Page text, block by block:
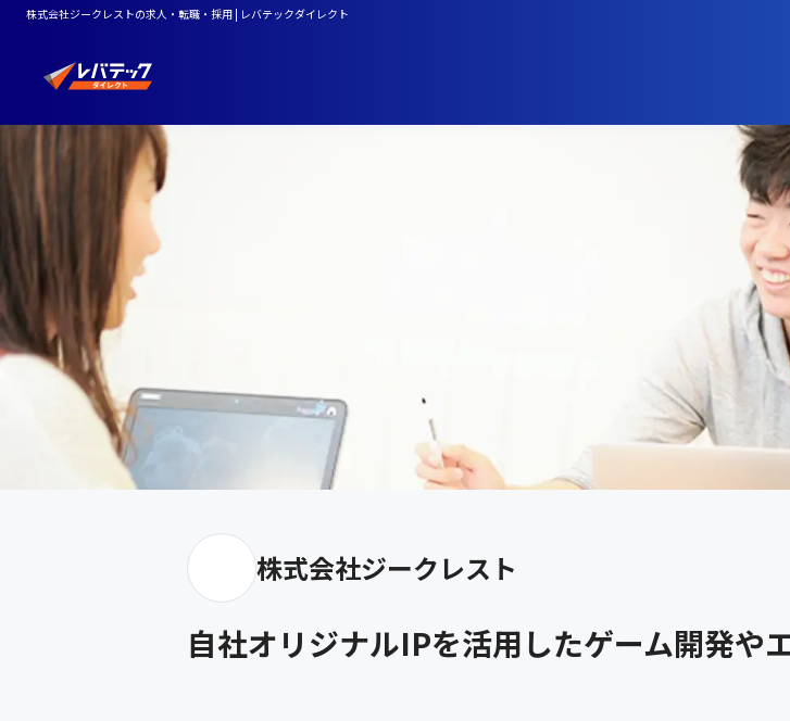
株式会社ジークレストの求人・転職・採用 | レバテックダイレクト
株式会社ジークレスト
自社オリジナルIPを活用したゲーム開発や